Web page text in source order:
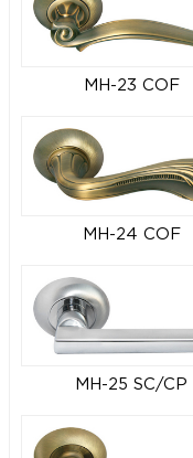
MH-23 COF
MH-24 COF
MH-25 SC/CP